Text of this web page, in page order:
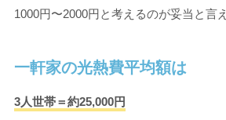
1000円〜2000円と考えるのが妥当と言
一軒家の光熱費平均額は
3人世帯＝約25,000円